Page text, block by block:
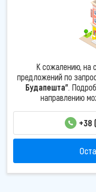
К сожалению, на
предложений по
Будапешта".
направлению
+38